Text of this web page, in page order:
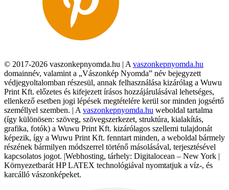
© 2017-2026 vaszonkepnyomda.hu | A vaszonkepnyomda.hu
domainnév, valamint a „Vászonkép Nyomda” név bejegyzett
védjegyoltalomban részesül, annak felhasználása kizárólag a Wuwu
Print Kft. előzetes és kifejezett írásos hozzájárulásával lehetséges,
ellenkező esetben jogi lépések megtételére kerül sor minden jogsértő
személlyel szemben. | A vaszonkepnyomda.hu weboldal tartalma
(így különösen: szöveg, szövegszerkezet, struktúra, kialakítás,
grafika, fotók) a Wuwu Print Kft. kizárólagos szellemi tulajdonát
képezik, így a Wuwu Print Kft. fenntart minden, a weboldal bármely
részének bármilyen módszerrel történő másolásával, terjesztésével
kapcsolatos jogot. |Webhosting, tárhely: Digitalocean – New York |
Környezetbarát HP LATEX technológiával nyomtatjuk a víz-, és
karcálló vászonképeket.